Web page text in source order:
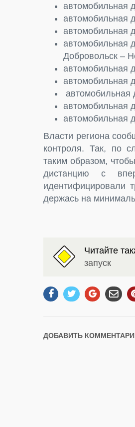
автомобильная
автомобильная
автомобильная
автомобильная
Добровольск –
автомобильная
автомобильная
автомобильная
автомобильная
автомобильная
Власти региона
контроля. Так, по
таким образом,
дистанцию с
идентифицировали
держась на
Читайте
запуск
ДОБАВИТЬ